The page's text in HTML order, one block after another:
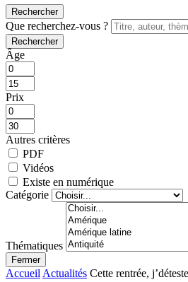
Rechercher
Que recherchez-vous ?
Rechercher
Âge
Prix
Autres critères
PDF
Vidéos
Existe en numérique
Catégorie
Thématiques
Fermer
Accueil Actualités Cette rentrée,